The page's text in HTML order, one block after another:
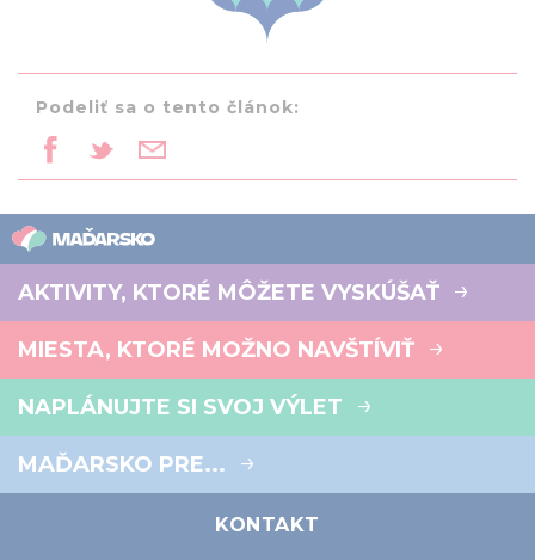
Podeliť sa o tento článok:
AKTIVITY, KTORÉ MÔŽETE VYSKÚŠAŤ
MIESTA, KTORÉ MOŽNO NAVŠTÍVIŤ
NAPLÁNUJTE SI SVOJ VÝLET
MAĎARSKO PRE...
KONTAKT